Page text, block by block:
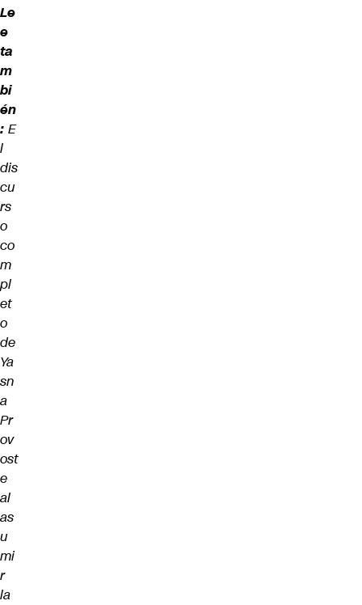
Le
e
ta
m
bi
én
: E
l
dis
cu
rs
o
co
m
pl
et
o
de
Ya
sn
a
Pr
ov
ost
e
al
as
u
mi
r
la